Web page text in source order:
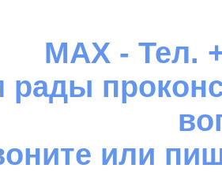
MAX - Тел.
рады
или